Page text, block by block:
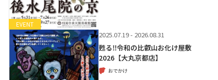
EVENT
2025.07.19 - 2026.08.31
甦る‼令和の比叡山お化け屋敷
2026【大丸京都店】
おでかけ